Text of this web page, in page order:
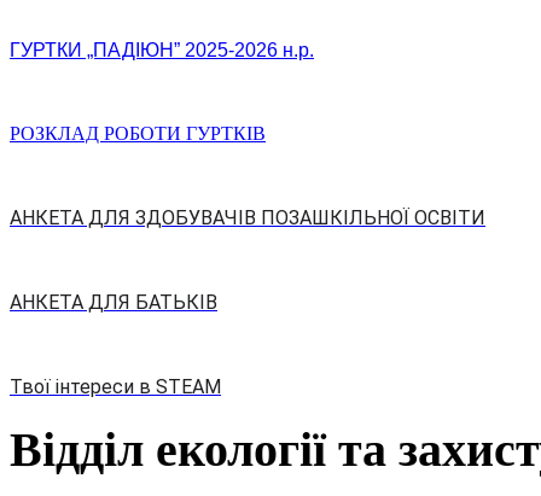
ГУРТКИ „ПАДІЮН” 2025-2026 н.р.
РОЗКЛАД РОБОТИ ГУРТКІВ
АНКЕТА ДЛЯ ЗДОБУВАЧІВ ПОЗАШКІЛЬНОЇ ОСВІТИ
АНКЕТА ДЛЯ БАТЬКІВ
Твої інтереси в STEAM
Відділ екології та